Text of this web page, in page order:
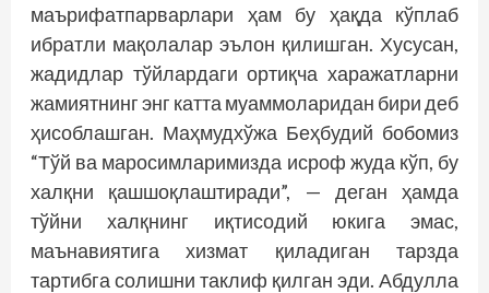
маърифатпарварлари ҳам бу ҳақда кўплаб
ибратли мақолалар эълон қилишган. Хусусан,
жадидлар тўйлардаги ортиқча харажатларни
жамиятнинг энг катта муаммоларидан бири деб
ҳисоблашган. Маҳмудхўжа Беҳбудий бобомиз
“Тўй ва маросимларимизда исроф жуда кўп, бу
халқни қашшоқлаштиради”, — деган ҳамда
тўйни халқнинг иқтисодий юкига эмас,
маънавиятига хизмат қиладиган тарзда
тартибга солишни таклиф қилган эди. Абдулла